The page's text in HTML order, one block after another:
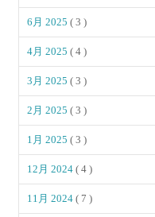
6月 2025( 3 )
4月 2025( 4 )
3月 2025( 3 )
2月 2025( 3 )
1月 2025( 3 )
12月 2024( 4 )
11月 2024( 7 )